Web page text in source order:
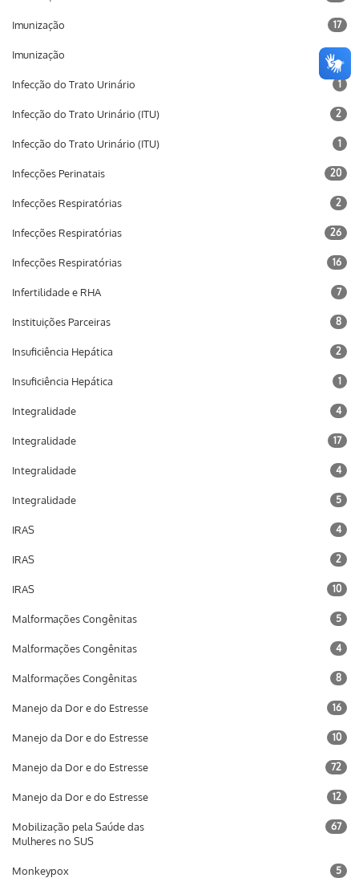
Imunização 17
Imunização 10
Infecção do Trato Urinário 1
Infecção do Trato Urinário (ITU) 2
Infecção do Trato Urinário (ITU) 1
Infecções Perinatais 20
Infecções Respiratórias 2
Infecções Respiratórias 26
Infecções Respiratórias 16
Infertilidade e RHA 7
Instituições Parceiras 8
Insuficiência Hepática 2
Insuficiência Hepática 1
Integralidade 4
Integralidade 17
Integralidade 4
Integralidade 5
IRAS 4
IRAS 2
IRAS 10
Malformações Congênitas 5
Malformações Congênitas 4
Malformações Congênitas 8
Manejo da Dor e do Estresse 16
Manejo da Dor e do Estresse 10
Manejo da Dor e do Estresse 72
Manejo da Dor e do Estresse 12
Mobilização pela Saúde das
Mulheres no SUS
67
Monkeypox 5